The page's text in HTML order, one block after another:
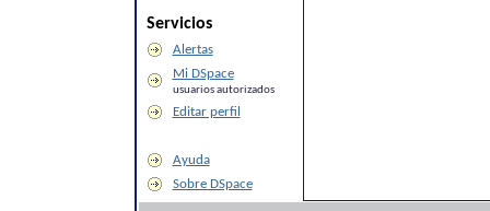
Servicios
Alertas
Mi DSpace
usuarios autorizados
Editar perfil
Ayuda
Sobre DSpace